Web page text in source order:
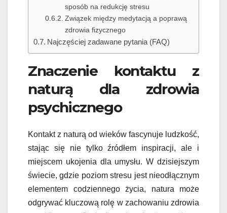
sposób na redukcję stresu
Związek między medytacją a poprawą
zdrowia fizycznego
Najczęściej zadawane pytania (FAQ)
Znaczenie kontaktu z
naturą dla zdrowia
psychicznego
Kontakt z naturą od wieków fascynuje ludzkość,
stając się nie tylko źródłem inspiracji, ale i
miejscem ukojenia dla umysłu. W dzisiejszym
świecie, gdzie poziom stresu jest nieodłącznym
elementem codziennego życia, natura może
odgrywać kluczową rolę w zachowaniu zdrowia